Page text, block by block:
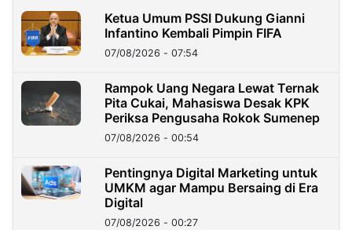
Ketua Umum PSSI Dukung Gianni
Infantino Kembali Pimpin FIFA
07/08/2026 - 07:54
Rampok Uang Negara Lewat Ternak
Pita Cukai, Mahasiswa Desak KPK
Periksa Pengusaha Rokok Sumenep
07/08/2026 - 00:54
Pentingnya Digital Marketing untuk
UMKM agar Mampu Bersaing di Era
Digital
07/08/2026 - 00:27